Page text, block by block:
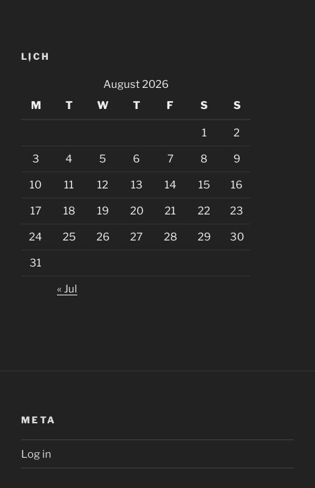
LỊCH
August 2026
M
T W T F S S
1 2
3 4 5 6 7 8 9
10 11 12 13 14 15 16
17 18 19 20 21 22 23
24 25 26 27 28 29 30
31
« Jul
META
Log in